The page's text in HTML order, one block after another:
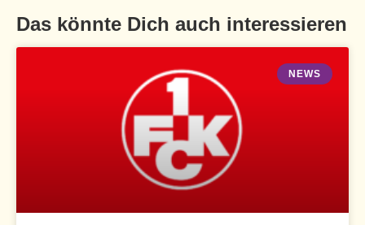
Das könnte Dich auch interessieren
NEWS